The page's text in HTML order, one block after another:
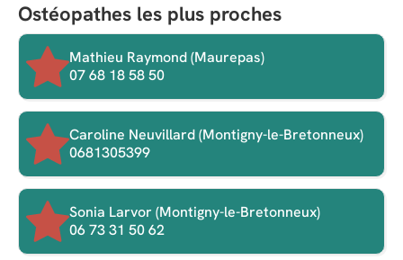
Ostéopathes les plus proches
Mathieu Raymond (Maurepas)
07 68 18 58 50
Caroline Neuvillard (Montigny-le-Bretonneux)
0681305399
Sonia Larvor (Montigny-le-Bretonneux)
06 73 31 50 62